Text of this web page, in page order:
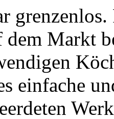
dem Markt
einfache